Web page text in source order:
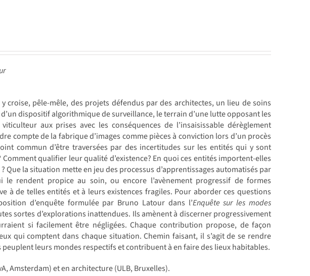
croise, pêle-mêle, des projets défendus par des architectes, un lieu de soins
dispositif algorithmique de surveillance, le terrain d’une lutte opposant les
aux prises avec les conséquences de l’insaisissable dérèglement
compte de la fabrique d’images comme pièces à conviction lors d’un procès
commun d’être traversées par des incertitudes sur les entités qui y sont
qualifier leur qualité d’existence? En quoi ces entités importent-elles
Que la situation mette en jeu des processus d’apprentissages automatisés par
le rendent propice au soin, ou encore l’avènement progressif de formes
à de telles entités et à leurs existences fragiles. Pour aborder ces questions
d’enquête formulée par Bruno Latour dans l’Enquête sur les modes
sortes d’explorations inattendues. Ils amènent à discerner progressivement
si facilement être négligées. Chaque contribution propose, de façon
qui comptent dans chaque situation. Chemin faisant, il s’agit de se rendre
leurs mondes respectifs et contribuent à en faire des lieux habitables.
Amsterdam) et en architecture (ULB, Bruxelles).